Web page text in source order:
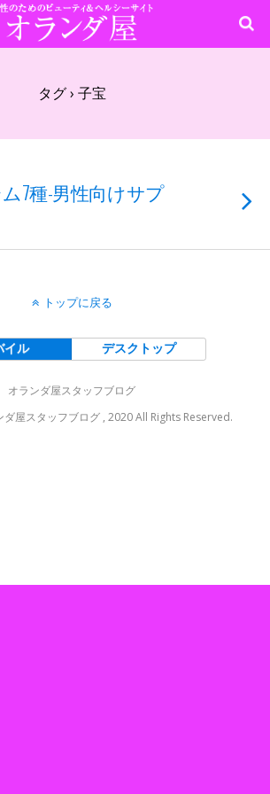
タグ › 子宝
7種-男性向けサプ
トップに戻る
イル デスクトップ
オランダ屋スタッフブログ
屋スタッフブログ , 2020 All Rights Reserved.